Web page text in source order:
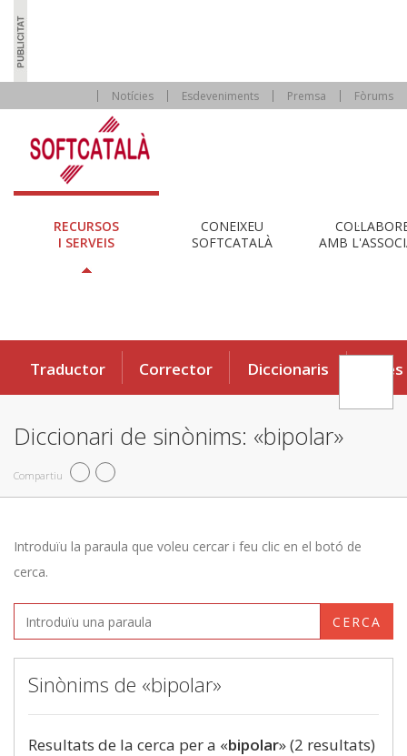
Notícies Esdeveniments Premsa Fòrums
RECURSOS
I SERVEIS
CONEIXEU
SOFTCATALÀ
AMB
Traductor Corrector Diccionaris Eines
Diccionari de sinònims: «bipolar»
Compartiu
Introduïu la paraula que voleu cercar i feu clic en el botó de
cerca.
CERCA
Sinònims de «bipolar»
Resultats de la cerca per a «bipolar» (2 resultats)